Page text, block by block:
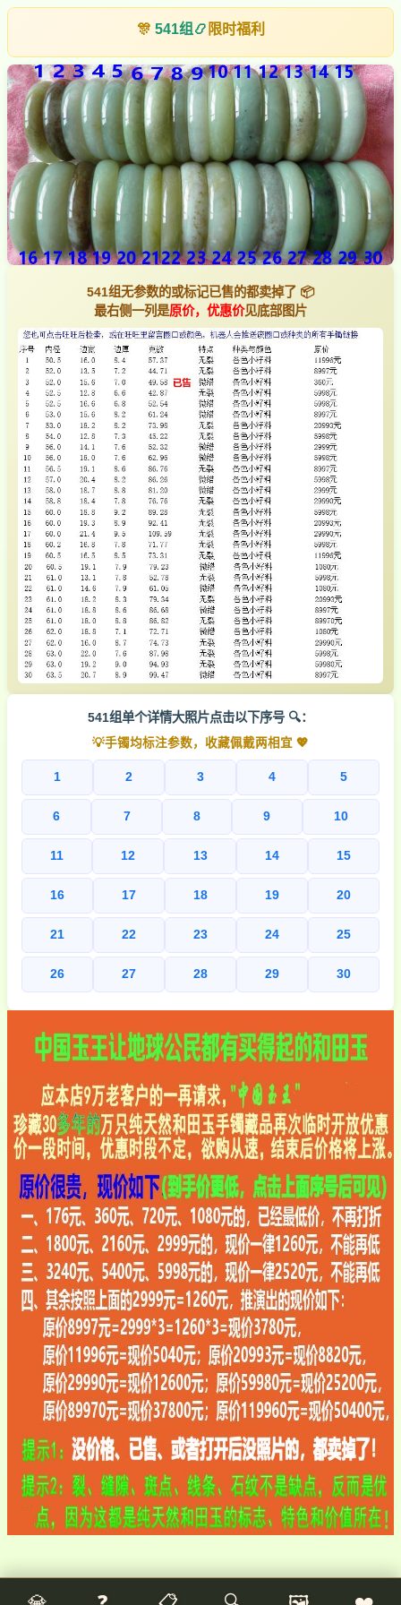
🎊 541组 📿 限时福利
541组无参数的或标记已售的都卖掉了 📦
最右侧一列是原价，优惠价见底部图片
541组单个详情大照片点击以下序号 🔍：
💡手镯均标注参数，收藏佩戴两相宜 💖
1 2 3 4 5
6 7 8 9 10
11 12 13 14 15
16 17 18 19 20
21 22 23 24 25
26 27 28 29 30